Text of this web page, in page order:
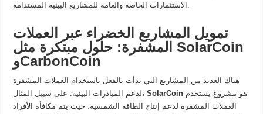
الاستثمارات الخاصة والعامة للمشاريع البيئية المستدامة.
تمويل المشاريع الخضراء عبر العملات
المشفرة: حلول مبتكرة مثل SolarCoin
وCarbonCoin
هناك العديد من المشاريع التي بدأت بالفعل باستخدام العملات المشفرة
لدعم المبادرات البيئية. على سبيل المثال،SolarCoin
العملات المشفرة لدعم إنتاج الطاقة الشمسية، حيث يتم مكافأة الأفراد